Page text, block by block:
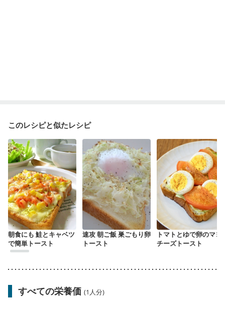
このレシピと似たレシピ
朝食にも 鮭とキャベツ
で簡単トースト
速攻 朝ご飯 巣ごもり卵
トースト
トマトとゆで卵のマヨ
チーズトースト
すべての栄養価 (1人分)